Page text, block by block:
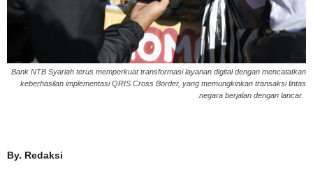
Bank NTB Syariah terus memperkuat transformasi layanan digital dengan mencatatkan
keberhasilan implementasi QRIS Cross Border, yang memungkinkan transaksi lintas
negara berjalan dengan lancar.
By. Redaksi